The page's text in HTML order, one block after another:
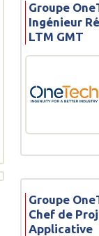
Groupe
Ingénieur
LTM GMT
Groupe
Chef de
Applicative